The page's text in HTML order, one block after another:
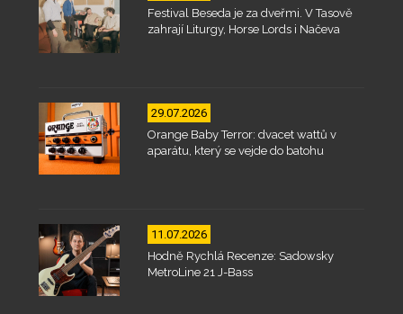
Festival Beseda je za dveřmi. V Tasově
zahrají Liturgy, Horse Lords i Načeva
29.07.2026
Orange Baby Terror: dvacet wattů v
aparátu, který se vejde do batohu
11.07.2026
Hodně Rychlá Recenze: Sadowsky
MetroLine 21 J-Bass